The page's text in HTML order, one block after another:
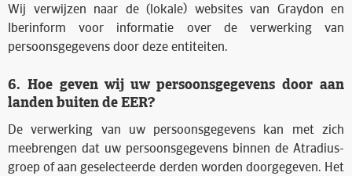
Wij verwijzen naar de (lokale) websites van Graydon en
Iberinform voor informatie over de verwerking van
persoonsgegevens door deze entiteiten.
6. Hoe geven wij uw persoonsgegevens door aan
landen buiten de EER?
De verwerking van uw persoonsgegevens kan met zich
meebrengen dat uw persoonsgegevens binnen de Atradius-
groep of aan geselecteerde derden worden doorgegeven. Het